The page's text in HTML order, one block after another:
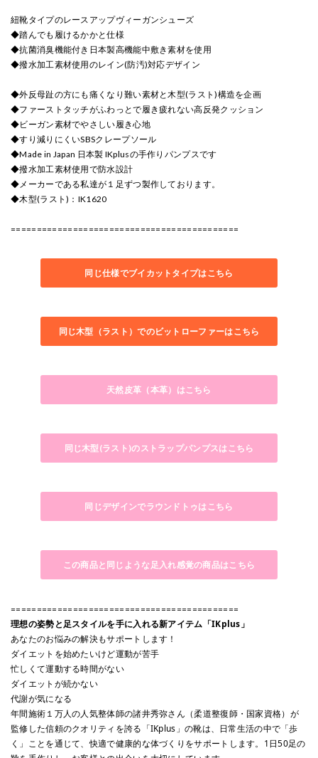
紐靴タイプのレースアップヴィーガンシューズ
◆踏んでも履けるかかと仕様
◆抗菌消臭機能付き日本製高機能中敷き素材を使用
◆撥水加工素材使用のレイン(防汚)対応デザイン
◆外反母趾の方にも痛くなり難い素材と木型(ラスト)構造を企画
◆ファーストタッチがふわっとで履き疲れない高反発クッション
◆ビーガン素材でやさしい履き心地
◆すり減りにくいSBSクレープソール
◆Made in Japan 日本製 IKplusの手作りパンプスです
◆撥水加工素材使用で防水設計
◆メーカーである私達が１足ずつ製作しております。
◆木型(ラスト)：IK1620
============================================
同じ仕様でブイカットタイプはこちら
同じ木型（ラスト）でのビットローファーはこちら
天然皮革（本革）はこちら
同じ木型(ラスト)のストラップパンプスはこちら
同じデザインでラウンドトゥはこちら
この商品と同じような足入れ感覚の商品はこちら
============================================
理想の姿勢と足スタイルを手に入れる新アイテム「IKplus」
あなたのお悩みの解決もサポートします！
ダイエットを始めたいけど運動が苦手
忙しくて運動する時間がない
ダイエットが続かない
代謝が気になる
年間施術１万人の人気整体師の諸井秀弥さん（柔道整復師・国家資格）が
監修した信頼のクオリティを誇る「IKplus」の靴は、日常生活の中で「歩
く」ことを通じて、快適で健康的な体づくりをサポートします。1日50足の